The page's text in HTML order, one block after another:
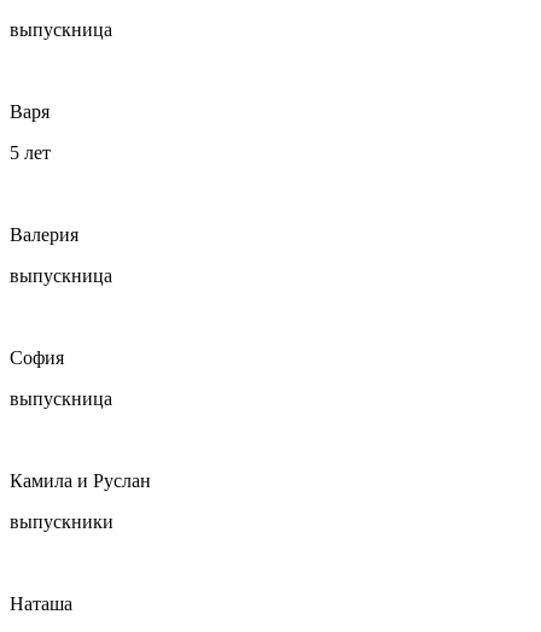
выпускница
Варя
5 лет
Валерия
выпускница
София
выпускница
Камила и Руслан
выпускники
Наташа